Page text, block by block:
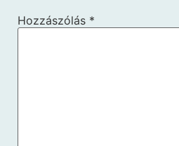
Hozzászólás *